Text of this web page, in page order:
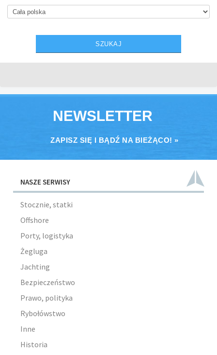
NEWSLETTER
ZAPISZ SIĘ I BĄDŹ NA BIEŻĄCO! »
NASZE SERWISY
Stocznie, statki
Offshore
Porty, logistyka
Żegluga
Jachting
Bezpieczeństwo
Prawo, polityka
Rybołówstwo
Inne
Historia